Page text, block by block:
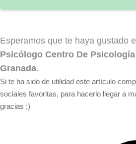
Esperamos que te haya gustado
Psicólogo Centro De
Granada.
Si te ha sido de utilidad este artículo
sociales favoritas, para hacerlo llegar a
gracias ;)